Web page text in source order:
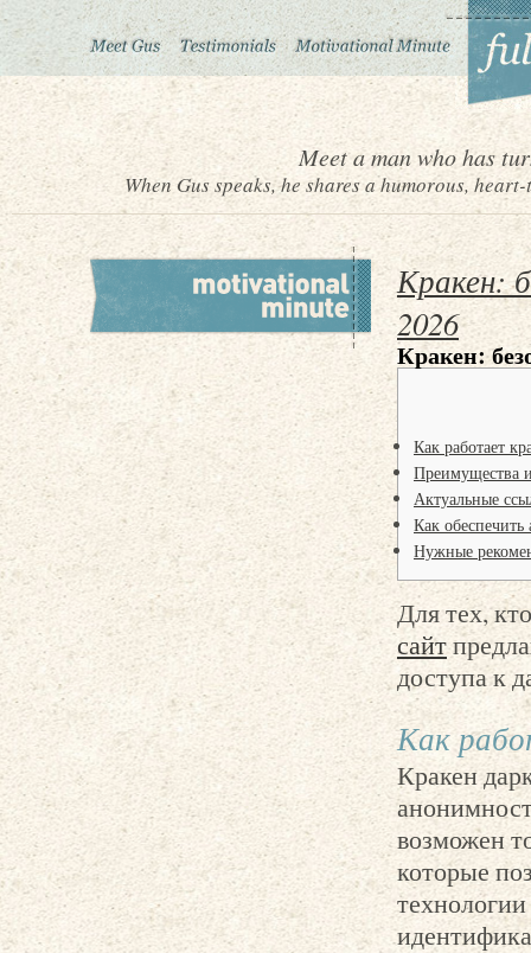
Meet a man who has
When Gus speaks, he shares a humorous,
Кракен:
2026
Кракен:
Как работает
Преимущества
Актуальные
Как
Нужные
Для тех,
сайт
доступа к
Как
Кракен
возможен
которые